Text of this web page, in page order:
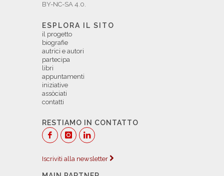
BY-NC-SA 4.0.
ESPLORA IL SITO
il progetto
biografie
autrici e autori
partecipa
libri
appuntamenti
iniziative
assòciati
contatti
RESTIAMO IN CONTATTO
Iscriviti alla newsletter